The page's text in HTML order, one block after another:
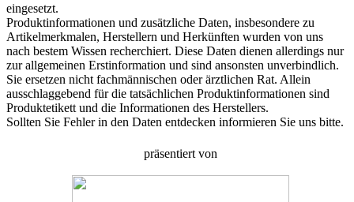
eingesetzt.
Produktinformationen und zusätzliche Daten, insbesondere zu
Artikelmerkmalen, Herstellern und Herkünften wurden von uns
nach bestem Wissen recherchiert. Diese Daten dienen allerdings nur
zur allgemeinen Erstinformation und sind ansonsten unverbindlich.
Sie ersetzen nicht fachmännischen oder ärztlichen Rat. Allein
ausschlaggebend für die tatsächlichen Produktinformationen sind
Produktetikett und die Informationen des Herstellers.
Sollten Sie Fehler in den Daten entdecken informieren Sie uns bitte.
präsentiert von